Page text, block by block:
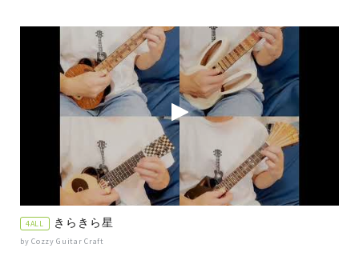
4ALL きらきら星
by Cozzy Guitar Craft